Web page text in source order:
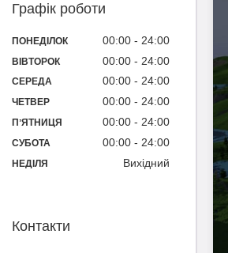
Графік роботи
ПОНЕДІЛОК 00:00 24:00
ВІВТОРОК 00:00 24:00
СЕРЕДА 00:00 24:00
ЧЕТВЕР 00:00 24:00
ПʼЯТНИЦЯ 00:00 24:00
СУБОТА 00:00 24:00
НЕДІЛЯ Вихідний
Контакти